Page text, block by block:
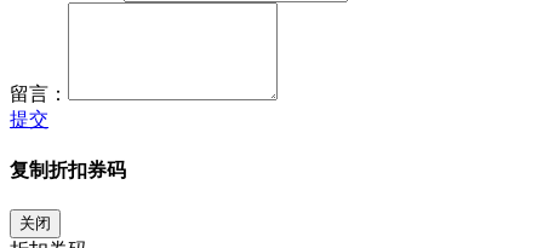
留言：
提交
复制折扣券码
关闭